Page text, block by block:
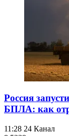
Россия
БПЛА: как
11:28 24 Канал